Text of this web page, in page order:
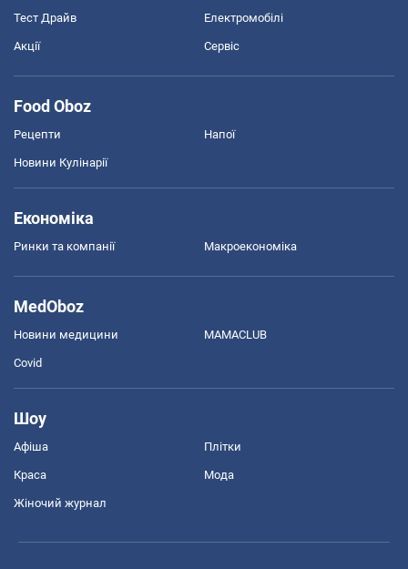
Тест Драйв Електромобілі
Акції Сервіс
Food Oboz
Рецепти Напої
Новини Кулінарії
Економіка
Ринки та компанії Макроекономіка
MedOboz
Новини медицини MAMACLUB
Covid
Шоу
Афіша Плітки
Краса Мода
Жіночий журнал